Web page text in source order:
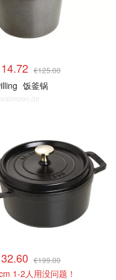
€125.00
饭釜锅
€199.00
1-2人用没问题！